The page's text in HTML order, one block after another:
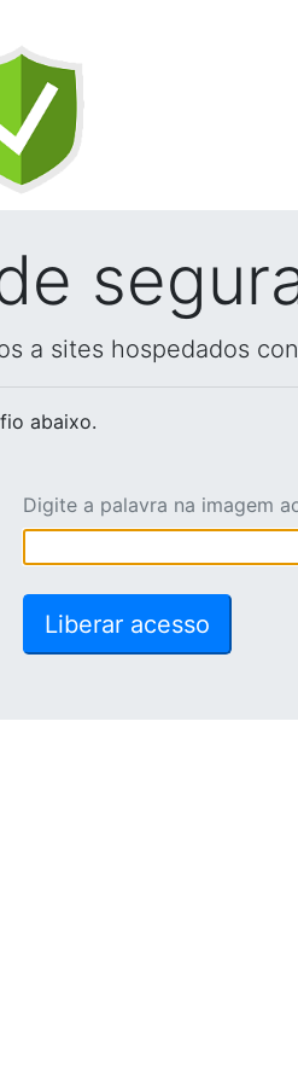
a sites hospedados
abaixo.
Digite a palavra na imagem